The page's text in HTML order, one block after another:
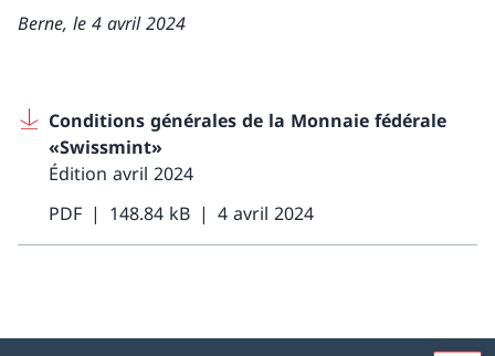
Berne, le 4 avril 2024
Conditions générales de la Monnaie fédérale
«Swissmint»
Édition avril 2024
PDF
148.84 kB 4 avril 2024